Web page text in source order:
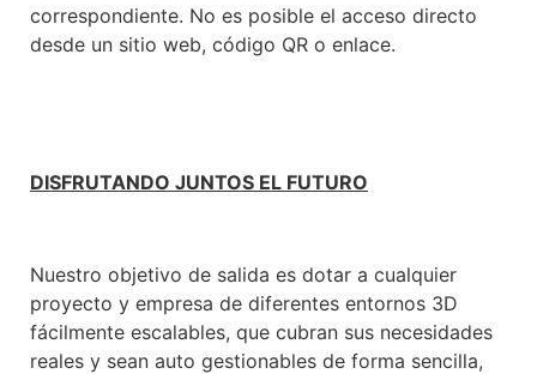
correspondiente. No es posible el acceso directo
desde un sitio web, código QR o enlace.
DISFRUTANDO JUNTOS EL FUTURO
Nuestro objetivo de salida es dotar a cualquier
proyecto y empresa de diferentes entornos 3D
fácilmente escalables, que cubran sus necesidades
reales y sean auto gestionables de forma sencilla,